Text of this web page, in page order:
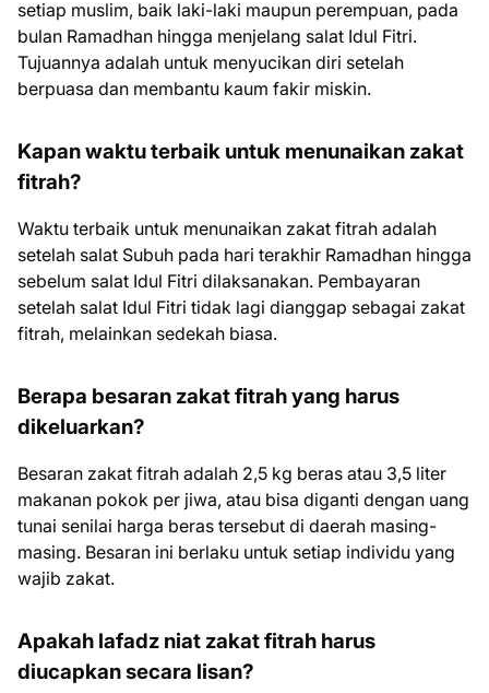
setiap muslim, baik laki-laki maupun perempuan, pada
bulan Ramadhan hingga menjelang salat Idul Fitri.
Tujuannya adalah untuk menyucikan diri setelah
berpuasa dan membantu kaum fakir miskin.
Kapan waktu terbaik untuk menunaikan zakat
fitrah?
Waktu terbaik untuk menunaikan zakat fitrah adalah
setelah salat Subuh pada hari terakhir Ramadhan hingga
sebelum salat Idul Fitri dilaksanakan. Pembayaran
setelah salat Idul Fitri tidak lagi dianggap sebagai zakat
fitrah, melainkan sedekah biasa.
Berapa besaran zakat fitrah yang harus
dikeluarkan?
Besaran zakat fitrah adalah 2,5 kg beras atau 3,5 liter
makanan pokok per jiwa, atau bisa diganti dengan uang
tunai senilai harga beras tersebut di daerah masing-
masing. Besaran ini berlaku untuk setiap individu yang
wajib zakat.
Apakah lafadz niat zakat fitrah harus
diucapkan secara lisan?